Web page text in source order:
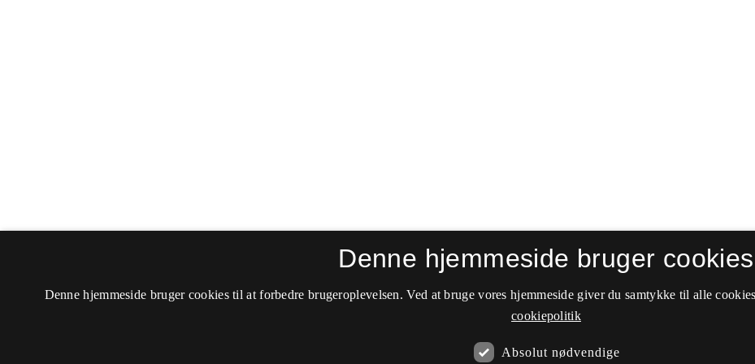
Denne hjemmeside bruger cookies
Denne hjemmeside bruger cookies til at forbedre brugeroplevelsen. Ved at bruge vores hjemmeside giver du samtykke til alle
cookiepolitik
Absolut nødvendige